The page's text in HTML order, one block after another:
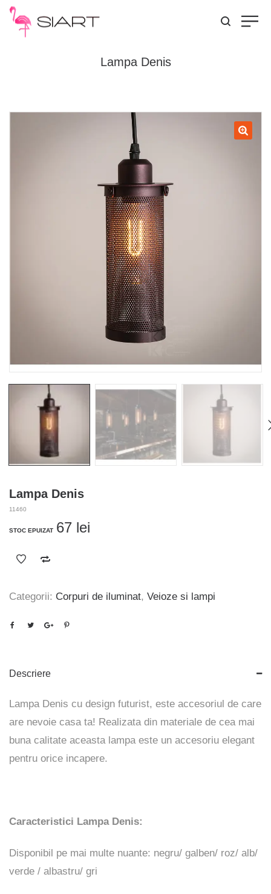
Lampa Denis
Lampa Denis
11460
STOC EPUIZAT 67 lei
Categorii: Corpuri de iluminat, Veioze si lampi
Descriere
Lampa Denis cu design futurist, este accesoriul de care
are nevoie casa ta! Realizata din materiale de cea mai
buna calitate aceasta lampa este un accesoriu elegant
pentru orice incapere.
Caracteristici Lampa Denis:
Disponibil pe mai multe nuante: negru/ galben/ roz/ alb/
verde / albastru/ gri